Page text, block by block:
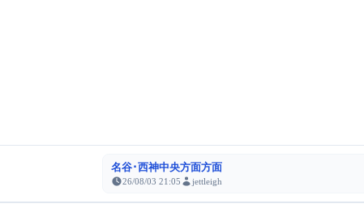
名谷･西神中央方面方面
26/08/03 21:05 jettleigh